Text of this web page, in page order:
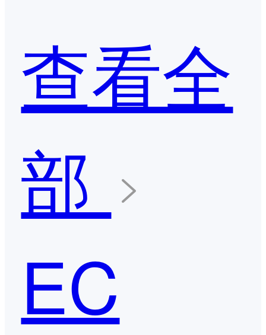
查看全
部
EC